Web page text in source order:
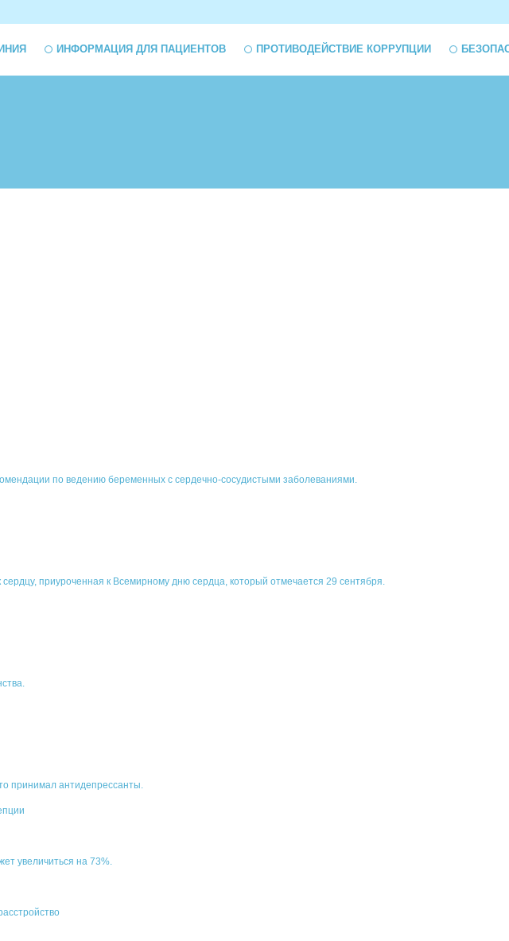
ИНФОРМАЦИЯ ДЛЯ ПАЦИЕНТОВ ПРОТИВОДЕЙСТВИЕ КОРРУПЦИИ
по ведению беременных с сердечно-сосудистыми заболеваниями.
приуроченная к Всемирному дню сердца, который отмечается 29 сентября.
принимал антидепрессанты.
увеличиться на 73%.